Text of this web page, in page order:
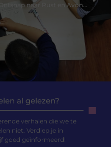
al gelezen?
verhalen die we te
niet. Verdiep je in
goed geïnformeerd!
Ontsnap naar Rust en Avontuur bij Vakantiepark in Bussum